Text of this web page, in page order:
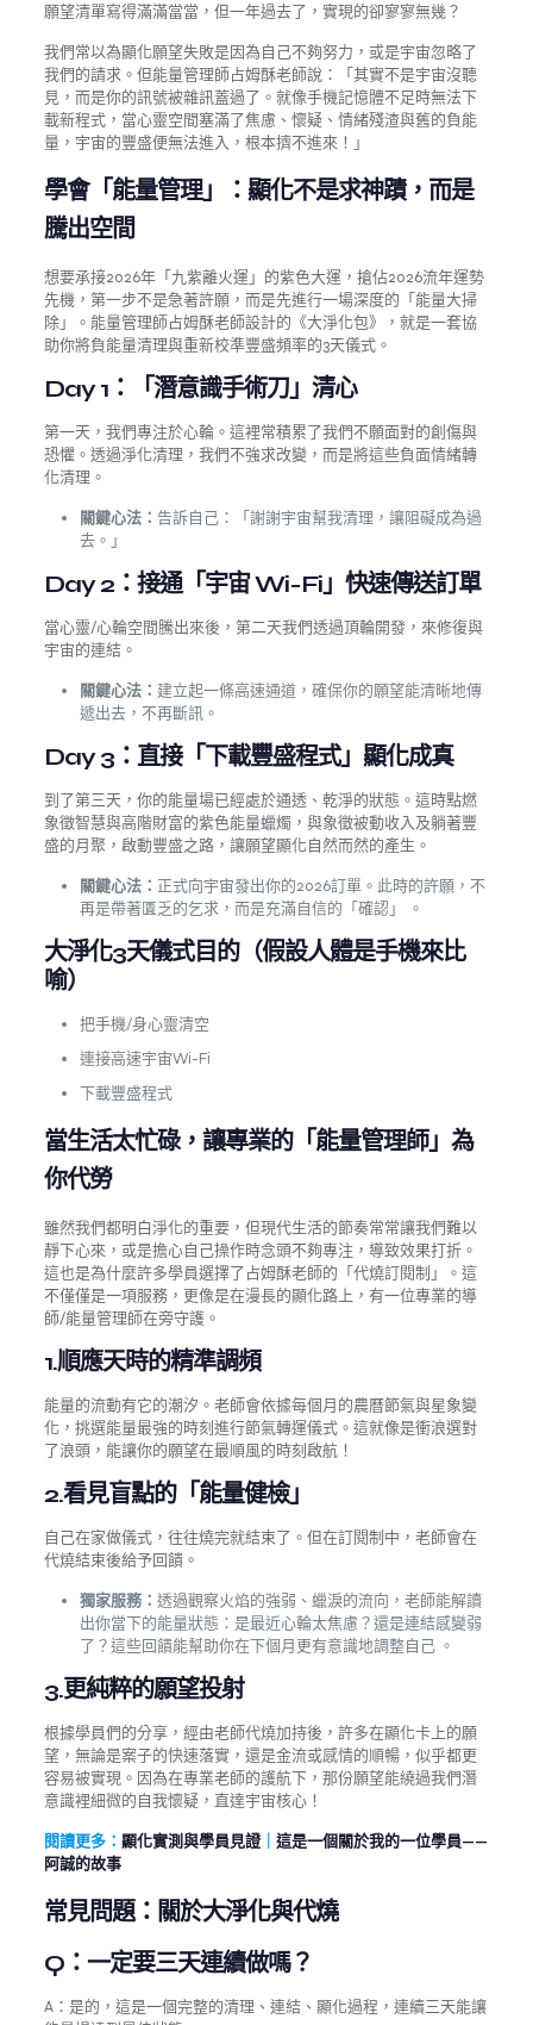
願望清單寫得滿滿當當，但一年過去了，實現的卻寥寥無幾？
我們常以為顯化願望失敗是因為自己不夠努力，或是宇宙忽略了
我們的請求。但能量管理師占姆酥老師說：「其實不是宇宙沒聽
見，而是你的訊號被雜訊蓋過了。就像手機記憶體不足時無法下
載新程式，當心靈空間塞滿了焦慮、懷疑、情緒殘渣與舊的負能
量，宇宙的豐盛便無法進入，根本擠不進來！」
學會「能量管理」：顯化不是求神蹟，而是
騰出空間
想要承接2026年「九紫離火運」的紫色大運，搶佔2026流年運勢
先機，第一步不是急著許願，而是先進行一場深度的「能量大掃
除」。能量管理師占姆酥老師設計的《大淨化包》，就是一套協
助你將負能量清理與重新校準豐盛頻率的3天儀式。
Day 1：「潛意識手術刀」清心
第一天，我們專注於心輪。這裡常積累了我們不願面對的創傷與
恐懼。透過淨化清理，我們不強求改變，而是將這些負面情緒轉
化清理。
關鍵心法： 告訴自己：「謝謝宇宙幫我清理，讓阻礙成為過
去。」
Day 2：接通「宇宙 Wi-Fi」快速傳送訂單
當心靈/心輪空間騰出來後，第二天我們透過頂輪開發，來修復與
宇宙的連結。
關鍵心法： 建立起一條高速通道，確保你的願望能清晰地傳
遞出去，不再斷訊。
Day 3：直接「下載豐盛程式」顯化成真
到了第三天，你的能量場已經處於通透、乾淨的狀態。這時點燃
象徵智慧與高階財富的紫色能量蠟燭，與象徵被動收入及躺著豐
盛的月聚，啟動豐盛之路，讓願望顯化自然而然的產生。
關鍵心法： 正式向宇宙發出你的2026訂單。此時的許願，不
再是帶著匱乏的乞求，而是充滿自信的「確認」 。
大淨化3天儀式目的（假設人體是手機來比
喻）
把手機/身心靈清空
連接高速宇宙Wi-Fi
下載豐盛程式
當生活太忙碌，讓專業的「能量管理師」為
你代勞
雖然我們都明白淨化的重要，但現代生活的節奏常常讓我們難以
靜下心來，或是擔心自己操作時念頭不夠專注，導致效果打折。
這也是為什麼許多學員選擇了占姆酥老師的「代燒訂閱制」。這
不僅僅是一項服務，更像是在漫長的顯化路上，有一位專業的導
師/能量管理師在旁守護。
1.順應天時的精準調頻
能量的流動有它的潮汐。老師會依據每個月的農曆節氣與星象變
化，挑選能量最強的時刻進行節氣轉運儀式。這就像是衝浪選對
了浪頭，能讓你的願望在最順風的時刻啟航！
2.看見盲點的「能量健檢」
自己在家做儀式，往往燒完就結束了。但在訂閱制中，老師會在
代燒結束後給予回饋。
獨家服務： 透過觀察火焰的強弱、蠟淚的流向，老師能解讀
出你當下的能量狀態：是最近心輪太焦慮？還是連結感變弱
了？這些回饋能幫助你在下個月更有意識地調整自己 。
3.更純粹的願望投射
根據學員們的分享，經由老師代燒加持後，許多在顯化卡上的願
望，無論是案子的快速落實，還是金流或感情的順暢，似乎都更
容易被實現。因為在專業老師的護航下，那份願望能繞過我們潛
意識裡細微的自我懷疑，直達宇宙核心！
閱讀更多： 顯化實測與學員見證｜ 這是一個關於我的一位學員——
阿誠的故事
常見問題：關於大淨化與代燒
Q：一定要三天連續做嗎？
A：是的，這是一個完整的清理、連結、顯化過程，連續三天能讓